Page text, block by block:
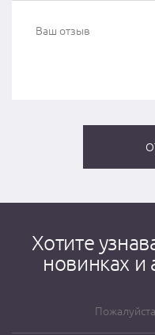
Хотите
новинках и